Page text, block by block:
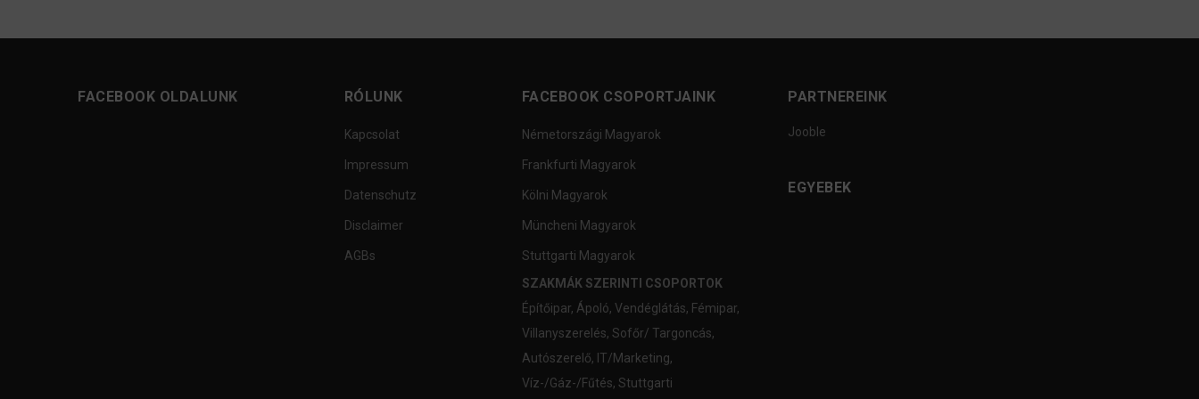
FACEBOOK OLDALUNK RÓLUNK
Kapcsolat
Impressum
Datenschutz
Disclaimer
AGBs
FACEBOOK CSOPORTJAINK
Németországi Magyarok
Frankfurti Magyarok
Kölni Magyarok
Müncheni Magyarok
Stuttgarti Magyarok
SZAKMÁK SZERINTI CSOPORTOK
Építőipar, Ápoló, Vendéglátás, Fémipar,
Villanyszerelés, Sofőr/ Targoncás,
Autószerelő, IT/Marketing,
Víz-/Gáz-/Fűtés, Stuttgarti
PARTNEREINK
Jooble
EGYEBEK